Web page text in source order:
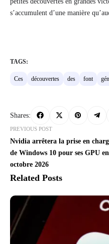
s’accumulent d’une manière
TAGS:
Ces découvertes des font
Shares:
PREVIOUS POST
Nvidia arrêtera la prise en
de Windows 10 pour ses GPU en
octobre 2026
Related Posts